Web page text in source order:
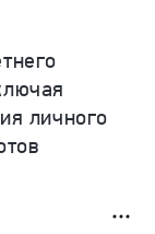
личного